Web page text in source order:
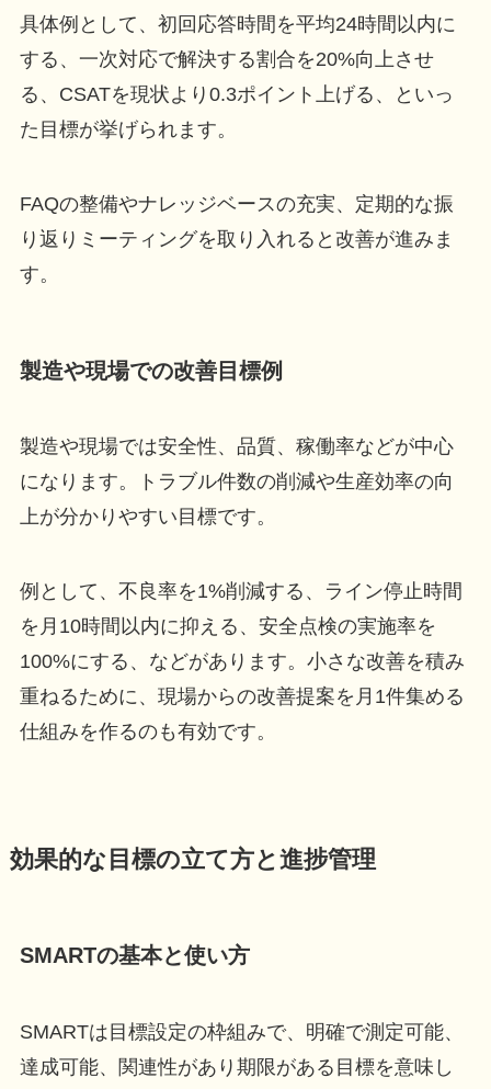
具体例として、初回応答時間を平均24時間以内に
する、一次対応で解決する割合を20%向上させ
る、CSATを現状より0.3ポイント上げる、といっ
た目標が挙げられます。
FAQの整備やナレッジベースの充実、定期的な振
り返りミーティングを取り入れると改善が進みま
す。
製造や現場での改善目標例
製造や現場では安全性、品質、稼働率などが中心
になります。トラブル件数の削減や生産効率の向
上が分かりやすい目標です。
例として、不良率を1%削減する、ライン停止時間
を月10時間以内に抑える、安全点検の実施率を
100%にする、などがあります。小さな改善を積み
重ねるために、現場からの改善提案を月1件集める
仕組みを作るのも有効です。
効果的な目標の立て方と進捗管理
SMARTの基本と使い方
SMARTは目標設定の枠組みで、明確で測定可能、
達成可能、関連性があり期限がある目標を意味し